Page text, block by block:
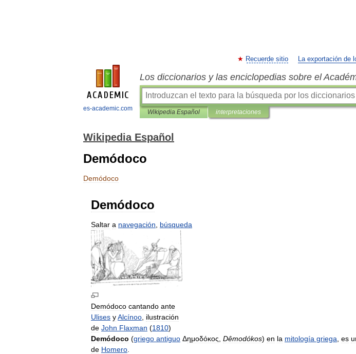
es-academic.com
Recuerde sitio La exportación de
Los diccionarios y las enciclopedias sobre el
Wikipedia Español interpretaciones
Wikipedia Español
Demódoco
Demódoco
Demódoco
Saltar a navegación búsqueda
Demódoco cantando ante
Ulises yAlcínoo ilustración
de John Flaxman (1810)
Demódoco (griego antiguo Δημοδόκος Dêmodókos) en la mitología griega es
de Homero